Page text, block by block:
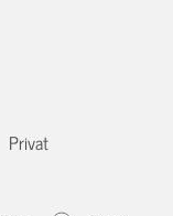
Privat